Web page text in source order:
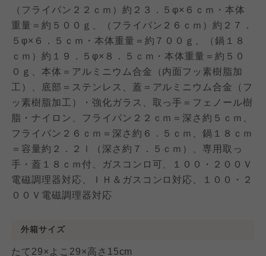
（フライパン２２ｃｍ）約２３．５φ×６ｃｍ・本体
重量＝約５００ｇ、（フライパン２６ｃｍ）約２７．
５φ×６．５ｃｍ・本体重量＝約７００ｇ、（鍋１８
ｃｍ）約１９．５φ×８．５ｃｍ・本体重量＝約５０
０ｇ、本体＝アルミニウム合金（内面フッ素樹脂加
工）、底部＝ステンレス、蓋＝アルミニウム合金（フ
ッ素樹脂加工）・強化ガラス、取っ手＝フェノール樹
脂・ナイロン、フライパン２２ｃｍ＝深さ約５ｃｍ、
フライパン２６ｃｍ＝深さ約６．５ｃｍ、鍋１８ｃｍ
＝容量約２．２ｌ（深さ約７．５ｃｍ）、専用取っ
手・蓋１８ｃｍ付、ガスコンロ可、１００・２００Ｖ
電磁調理器対応、ＩＨ＆ガスコンロ対応、１００・２
００Ｖ電磁調理器対応
外箱サイズ
たて29×よこ29×高さ15cm